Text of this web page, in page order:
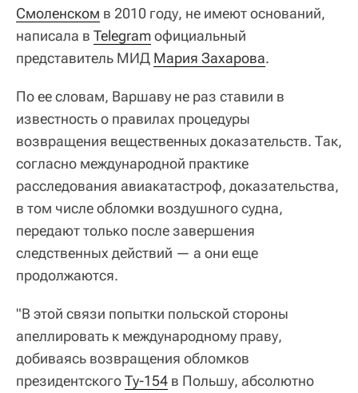
Смоленском в 2010 году, не имеют оснований,
написала в Telegramофициальный
представитель МИД Мария Захарова.
По ее словам, Варшаву не раз ставили в
известность о правилах процедуры
возвращения вещественных доказательств. Так,
согласно международной практике
расследования авиакатастроф, доказательства,
в том числе обломки воздушного судна,
передают только после завершения
следственных действий — а они еще
продолжаются.
"В этой связи попытки польской стороны
апеллировать к международному праву,
добиваясь возвращения обломков
президентскогоТу-154 в Польшу, абсолютно